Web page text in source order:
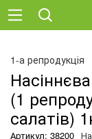
1-а репродукція
(1
салатів)
Артикул: 38200